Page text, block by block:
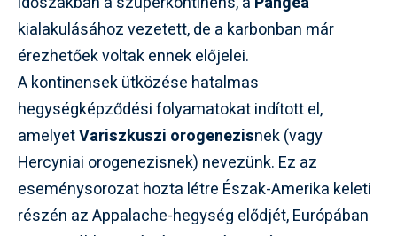
kialakulásához vezetett, de a karbonban már
érezhetőek voltak ennek előjelei.
A kontinensek ütközése hatalmas
hegységképződési folyamatokat indított el,
amelyetVariszkuszi orogenezisnek (vagy
Hercyniai orogenezisnek) nevezünk. Ez az
eseménysorozat hozta létre Észak-Amerika keleti
részén az Appalache-hegység elődjét, Európában